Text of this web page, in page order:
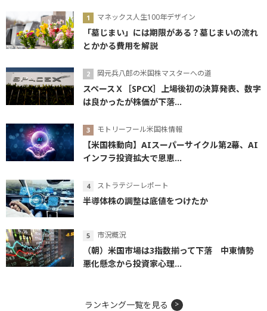
マネックス人生100年デザイン
「墓じまい」には期限がある？墓じまいの流れ
とかかる費用を解説
岡元兵八郎の米国株マスターへの道
スペースＸ［SPCX］上場後初の決算発表、数字
は良かったが株価が下落...
モトリーフール米国株情報
【米国株動向】AIスーパーサイクル第2幕、AI
インフラ投資拡大で恩恵...
ストラテジーレポート
半導体株の調整は底値をつけたか
市況概況
（朝）米国市場は3指数揃って下落 中東情勢
悪化懸念から投資家心理...
ランキング一覧を見る